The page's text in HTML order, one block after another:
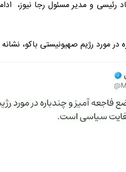
رئیسی و مدیر مسئول رجا
در مورد رژیم صهیونیستی باکو،